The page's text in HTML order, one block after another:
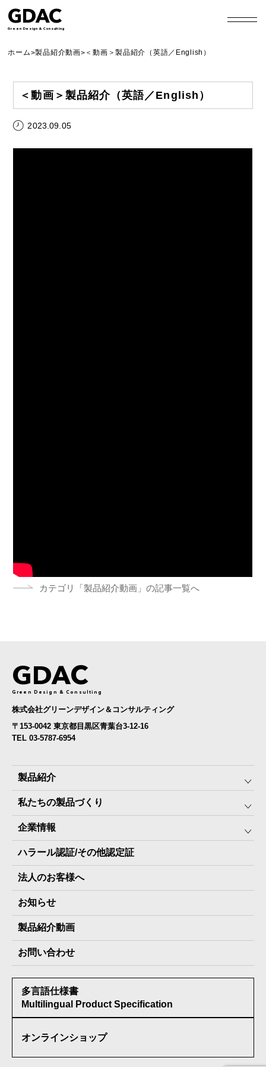
GDAC
Green Design & Consulting
ホーム>製品紹介動画> ＜動画＞製品紹介（英語／English）
＜動画＞製品紹介（英語／English）
2023.09.05
カテゴリ「製品紹介動画」の記事一覧へ
GDAC
Green Design & Consulting
株式会社グリーンデザイン＆コンサルティング
〒153-0042 東京都目黒区青葉台3-12-16
TEL 03-5787-6954
製品紹介
みんなの保存⾷
The Next Dekade10年保存
The Next Dekade7年保存
JARAペットフード7年保存
その他製品
私たちの製品づくり
SDGSへの取り組み
JARA(ペット⽤防災備蓄⾷)について
地産地消パッケージについて
企業情報
社⻑ご挨拶
スタッフ紹介
会社概要
製品納入実績
情報セキュリティ基本方針
受賞歴
ハラール認証/その他認定証
法人のお客様へ
お知らせ
製品紹介動画
お問い合わせ
多言語仕様書
Multilingual Product Specification
オンラインショップ